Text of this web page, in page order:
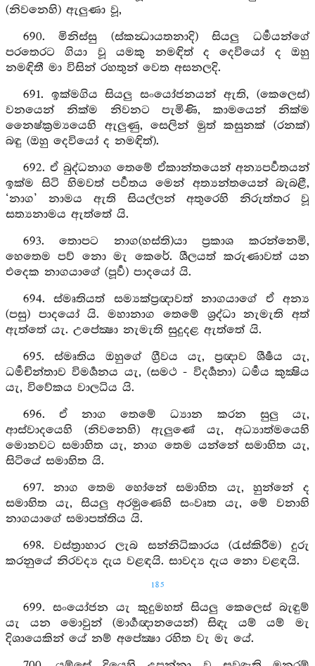
(නිවනෙහි) ඇලුණා වූ,
690. මිනිස්සු (ස්කන්‍ධායතනාදි) සියලු ධර්‍මයන්ගේ
පරතෙරට ගියා වූ යමකු නමඳිත් ද දෙවියෝ ද ඔහු
නමඳිතී මා විසින් රහතුන් වෙත අසනලදි.
691. ඉක්මගිය සියලු සංයෝජනයන් ඇති, (කෙලෙස්)
වනයෙන් නික්ම නිවනට පැමිණි, කාමයෙන් නික්ම
නෛෂ්ක්‍රම්‍යයෙහි ඇලුණු, සෙලින් මුත් කසුනක් (රනක්)
බඳු (ඔහු දෙවියෝ ද නමඳිත්).
692. ඒ බුද්ධනාග තෙමේ ඒකාන්තයෙන් අන්‍යපර්‍වතයන්
ඉක්ම සිටි හිමවත් පර්‍වතය මෙන් අත්‍යන්තයෙන් බැබළී,
‘නාග’ නාමය ඇති සියල්ලන් අතුරෙහි නිරුත්තර වූ
සත්‍යනාමය ඇත්තේ යි.
693. තොපට නාග(හස්ති)යා ප්‍රකාශ කරන්නෙමි,
හෙතෙම පව් නො මැ කෙරේ. ශීලයත් කරුණාවත් යන
එදෙක නාගයාගේ (පූර්‍ව) පාදයෝ යි.
694. ස්මෘතියත් සම්‍යක්ප්‍රඥාවත් නාගයාගේ ඒ අන්‍ය
(පසු) පාදයෝ යි. මහානාග තෙමේ ශ්‍රද්ධා නැමැති අත්
ඇත්තේ යැ. උපේක්‍ෂා නැමැති සුදුදළ ඇත්තේ යි.
695. ස්මෘතිය ඔහුගේ ග්‍රීවය යැ, ප්‍රඥාව ශීර්‍ෂය යැ,
ධර්‍මචින්තාව විමර්‍ශනය යැ, (සමථ - විදර්‍ශනා) ධර්‍මය කුක්‍ෂිය
යැ, විවේකය වාලධිය යි.
696. ඒ නාග තෙමේ ධ්‍යාන කරන සුලු යැ,
ආස්වාදයෙහි (නිවනෙහි) ඇලුණේ යැ, අධ්‍යාත්මයෙහි
මොනවට සමාහිත යැ, නාග තෙම යන්නේ සමාහිත යැ,
සිටියේ සමාහිත යි.
697. නාග තෙම හෝනේ සමාහිත යැ, හුන්නේ ද
සමාහිත යැ, සියලු අරමුණෙහි සංවෘත යැ, මේ වනාහි
නාගයාගේ සමාපත්තිය යි.
698. වස්ත්‍රාහාර ලැබ සන්නිධිකාරය (රැස්කිරීම) දුරු
කරනුයේ නිරවද්‍ය දැය වළඳයි. සාවද්‍ය දැය නො වළඳයි.
185
699. සංයෝජන යැ කුදුමහත් සියලු කෙලෙස් බැඳුම්
යැ යන මොවුන් (මාර්‍ගඥානයෙන්) සිඳැ යම් යම් මැ
දිශායෙකින් යේ නම් අපේක්‍ෂා රහිත වැ මැ යේ.